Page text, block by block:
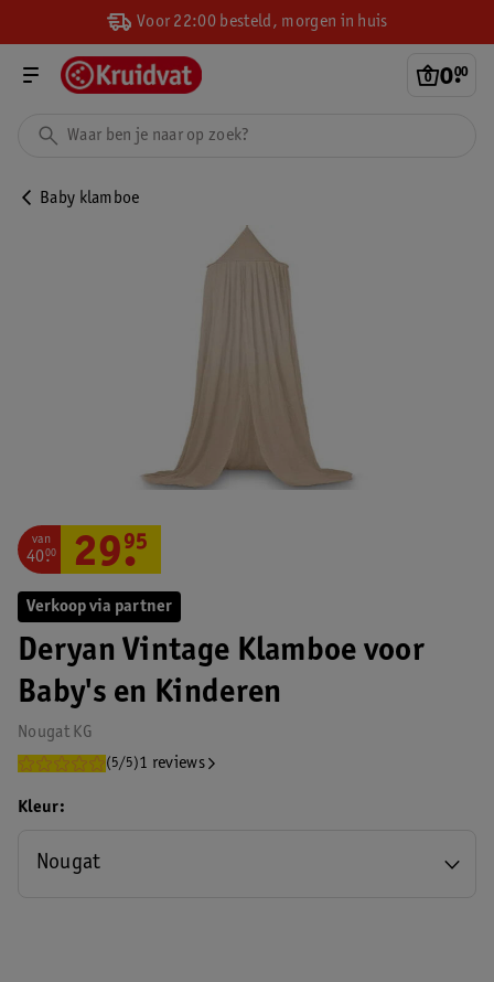
Voor 22:00 besteld, morgen in huis
0.
00
Baby klamboe
Verkoop via partner
Deryan Vintage Klamboe voor
Baby's en Kinderen
Nougat KG
(5/5)1 reviews
van
40.
00 29.
95
Kleur
Nougat